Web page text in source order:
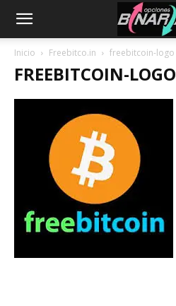
Inicio Freebitco.in freebitcoin-logo
FREEBITCOIN-LOGO